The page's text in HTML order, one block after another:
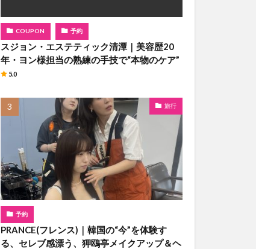
COUPON 予約
スジョン・エステティック清潭｜美容歴20
年・ヨン様担当の熟練の手技で“本物のケア”
5.0
旅行
予約
PRANCE(フレンス)｜韓国の“今”を体験す
る、セレブ感漂う、狎鴎亭メイクアップ＆ヘ